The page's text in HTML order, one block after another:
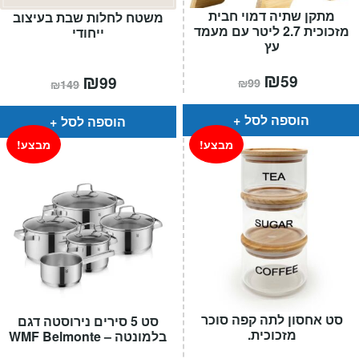
משטח לחלות שבת בעיצוב
ייחודי
₪149 המחיר
המקורי
היה:
₪149.
₪99
הוא:
הוספה לסל
מתקן שתיה דמוי חבית
מזכוכית 2.7 ליטר עם מעמד
עץ
₪99 המחיר
המקורי
היה:
₪99.
₪59
הוא:
הוספה לסל
סט 5 סירים נירוסטה דגם
בלמונטה – WMF Belmonte
מבצע!
סט אחסון לתה קפה סוכר
מזכוכית.
מבצע!